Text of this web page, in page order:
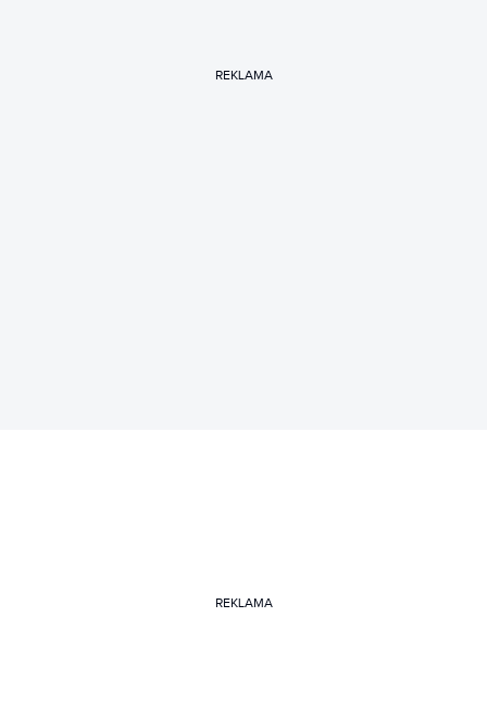
REKLAMA
REKLAMA